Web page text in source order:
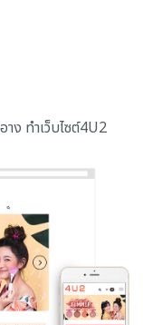
าง ทำเว็บไซต์4U2